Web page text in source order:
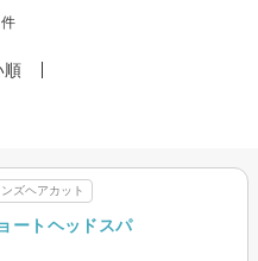
件
順
ンズヘアカット
ートヘッドスパ